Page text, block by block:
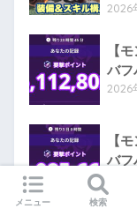
2026
【
バフ
2026
【
バフ
2026
メニュー 検索